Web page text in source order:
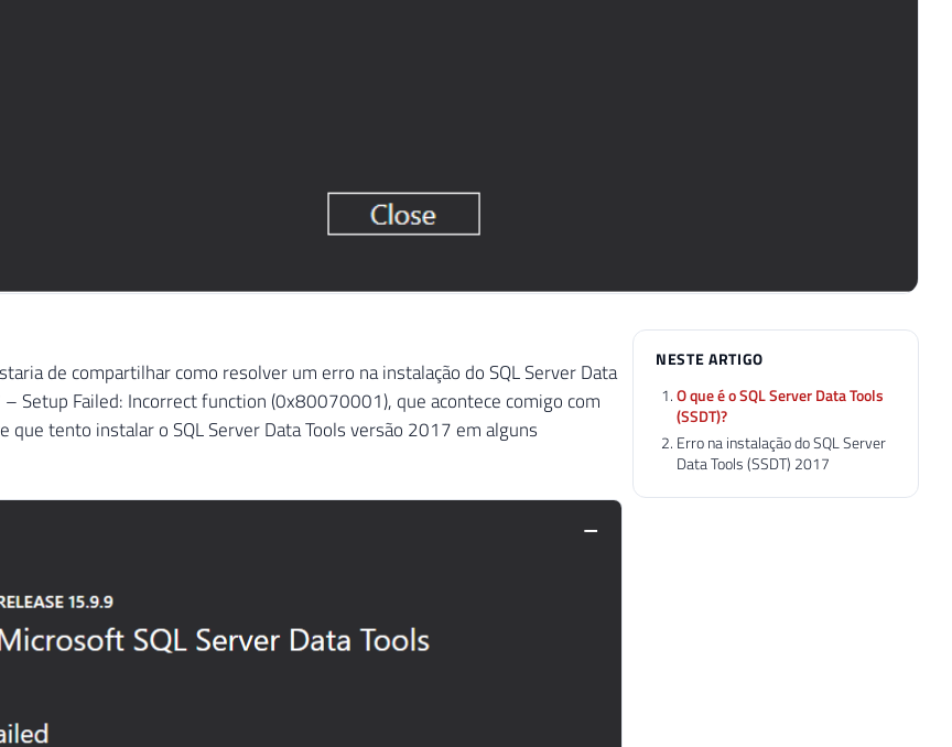
de compartilhar como resolver um erro na instalação do SQL Server Data
– Setup Failed: Incorrect function (0x80070001), que acontece comigo com
que tento instalar o SQL Server Data Tools versão 2017 em alguns
NESTE ARTIGO
O que é o SQL Server Data Tools
(SSDT)?
Erro na instalação do SQL Server
Data Tools (SSDT) 2017